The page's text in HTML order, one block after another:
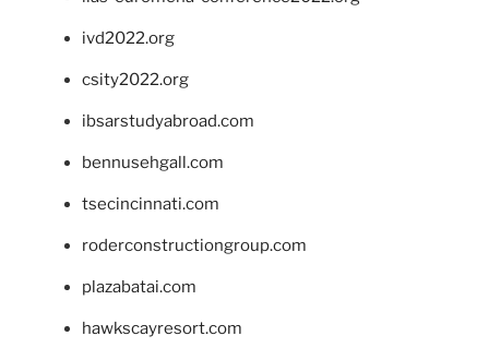
ivd2022.org
csity2022.org
ibsarstudyabroad.com
bennusehgall.com
tsecincinnati.com
roderconstructiongroup.com
plazabatai.com
hawkscayresort.com